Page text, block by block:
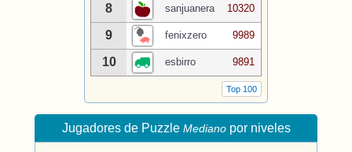
8 sanjuanera 10320
9 fenixzero 9989
10 esbirro 9891
Top 100
Jugadores de Puzzle Medianopor niveles